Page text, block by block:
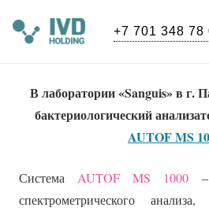
+7 701 348 78
В лаборатории «Sanguis» в г.
бактериологический
AUTOF MS
Система AUTOF MS 1000 –
спектрометрического